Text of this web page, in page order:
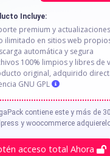
Incluye:
premium y actualizaciones
ilimitado en sitios web
automática y segura
100% limpios y libres de
original, adquirido
GNU GPL
contiene este y más de
y woocommerce
acceso total Ahora